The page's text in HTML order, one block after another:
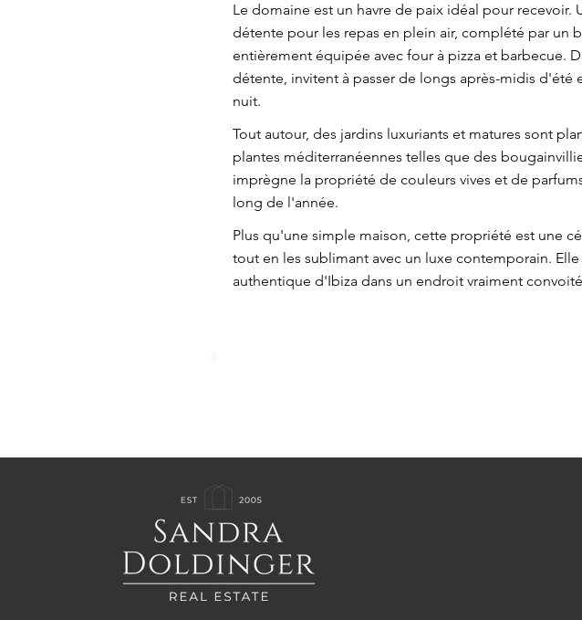
Le domaine est un havre de paix idéal pour
détente pour les repas en plein air, complété par un
entièrement équipée avec four à pizza et barbecue.
détente, invitent à passer de longs après-midis
nuit.
Tout autour, des jardins luxuriants et matures sont
plantes méditerranéennes telles que des
imprègne la propriété de couleurs vives et de
long de l'année.
Plus qu'une simple maison, cette propriété est une
tout en les sublimant avec un luxe contemporain.
authentique d'Ibiza dans un endroit vraiment